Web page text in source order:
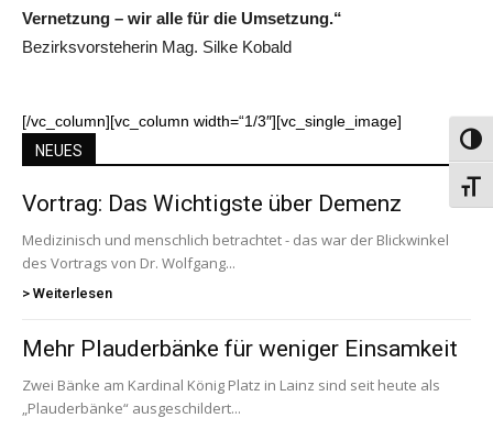
Vernetzung – wir alle für die Umsetzung.“
Bezirksvorsteherin Mag. Silke Kobald
[/vc_column][vc_column width=“1/3″][vc_single_image]
NEUES
Vortrag: Das Wichtigste über Demenz
Medizinisch und menschlich betrachtet - das war der Blickwinkel
des Vortrags von Dr. Wolfgang...
> Weiterlesen
Mehr Plauderbänke für weniger Einsamkeit
Zwei Bänke am Kardinal König Platz in Lainz sind seit heute als
„Plauderbänke“ ausgeschildert...